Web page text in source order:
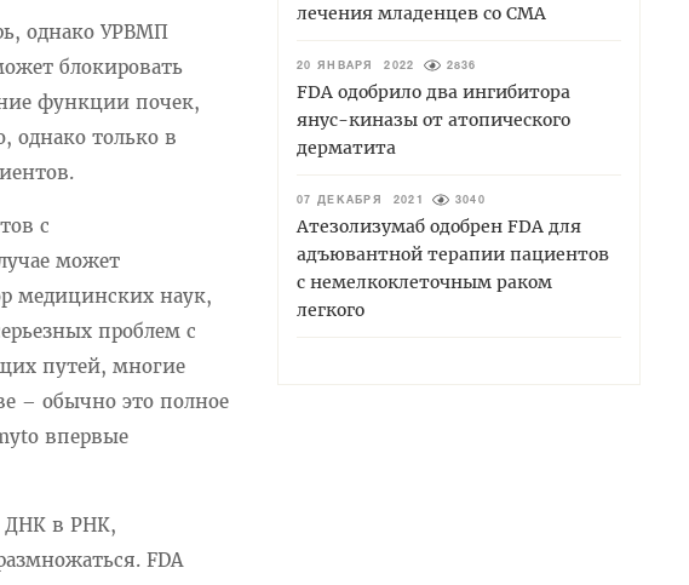
однако УРВМП
блокировать
функции почек,
однако только в
с
может
медицинских наук,
проблем с
путей, многие
– обычно это полное
впервые
ДНК в РНК,
FDA
лечения младенцев со СМА
20 ЯНВАРЯ 2022 2836
FDA одобрило два ингибитора
янус-киназы от атопического
дерматита
07 ДЕКАБРЯ 2021 3040
Атезолизумаб одобрен FDA для
адъювантной терапии пациентов
с немелкоклеточным раком
легкого